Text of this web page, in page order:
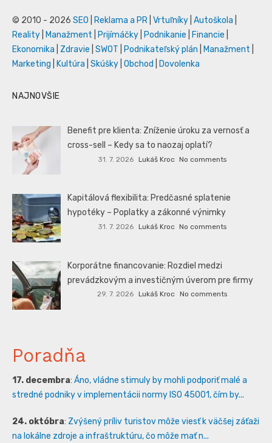
© 2010 - 2026 SEO Reklama a PR Vrtuľníky Autoškola
Reality
Manažment Prijímáčky Podnikanie Financie
Ekonomika
Zdravie SWOT Podnikateľský plán Manažment
Marketing
Kultúra Skúšky Obchod Dovolenka
NAJNOVŠIE
Benefit pre klienta: Zníženie úroku za vernosť a
cross-sell – Kedy sa to naozaj oplatí?
31. 7. 2026 Lukáš Kroc No comments
Kapitálová flexibilita: Predčasné splatenie
hypotéky – Poplatky a zákonné výnimky
31. 7. 2026 Lukáš Kroc No comments
Korporátne financovanie: Rozdiel medzi
prevádzkovým a investičným úverom pre firmy
29. 7. 2026 Lukáš Kroc No comments
Poradňa
17. decembra: Áno, vládne stimuly by mohli podporiť malé a
stredné podniky v implementácii normy ISO 45001, čím by...
24. októbra: Zvýšený príliv turistov môže viesť k väčšej záťaži
na lokálne zdroje a infraštruktúru, čo môže mať n...